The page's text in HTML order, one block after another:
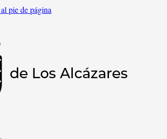
pie de página